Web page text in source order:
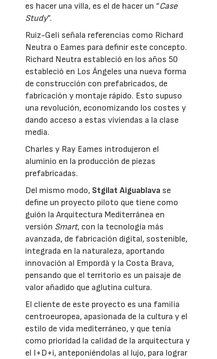
es hacer una villa, es el de hacer un “Case
Study”.
Ruiz-Geli señala referencias como Richard
Neutra o Eames para definir este concepto.
Richard Neutra estableció en los años 50
estableció en Los Ángeles una nueva forma
de construcción con prefabricados, de
fabricación y montaje rápido. Esto supuso
una revolución, economizando los costes y
dando acceso a estas viviendas a la clase
media.
Charles y Ray Eames introdujeron el
aluminio en la producción de piezas
prefabricadas.
Del mismo modo, Stgilat Aiguablava se
define un proyecto piloto que tiene como
guión la Arquitectura Mediterránea en
versión Smart, con la tecnología más
avanzada, de fabricación digital, sostenible,
integrada en la naturaleza, aportando
innovación al Empordà y la Costa Brava,
pensando que el territorio es un paisaje de
valor añadido que aglutina cultura.
El cliente de este proyecto es una familia
centroeuropea, apasionada de la cultura y el
estilo de vida mediterráneo, y que tenía
como prioridad la calidad de la arquitectura y
el I+D+i, anteponiéndolas al lujo, para lograr